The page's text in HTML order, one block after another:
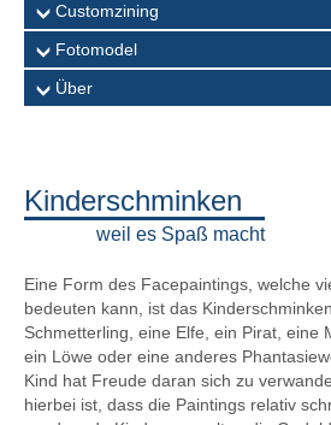
Customzining
Fotomodel
Über
Kinderschminken
weil es Spaß macht
Eine Form des Facepaintings, welche
bedeuten kann, ist das
Schmetterling, eine Elfe, ein Pirat, eine
ein Löwe oder eine anderes
Kind hat Freude daran sich zu
hierbei ist, dass die Paintings relativ